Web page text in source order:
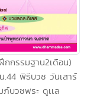
กรรมฐาน2เดือน)
.44 พิธีบวช วันเสาร์
บวชพระ ดูเเล